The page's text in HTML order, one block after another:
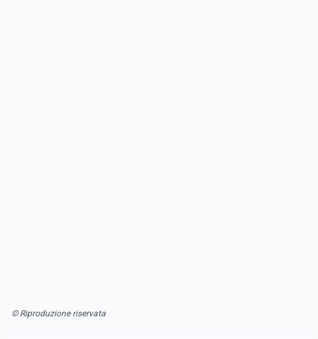
© Riproduzione riservata